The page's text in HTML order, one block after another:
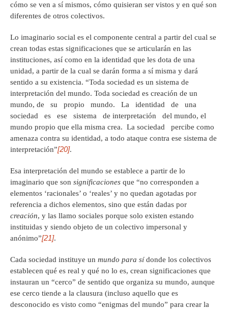
cómo se ven a sí mismos, cómo quisieran ser vistos y en qué son
diferentes de otros colectivos.
Lo imaginario social es el componente central a partir del cual se
crean todas estas significaciones que se articularán en las
instituciones, así como en la identidad que les dota de una
unidad, a partir de la cual se darán forma a sí misma y dará
sentido a su existencia. “Toda sociedad es un sistema de
interpretación del mundo. Toda sociedad es creación de un
mundo, de su propio mundo. La identidad de una
sociedad es ese sistema de interpretación del mundo, el
mundo propio que ella misma crea. La sociedad percibe como
amenaza contra su identidad, a todo ataque contra ese sistema de
interpretación”[20].
Esa interpretación del mundo se establece a partir de lo
imaginario que son significaciones que “no corresponden a
elementos ‘racionales’ o ‘reales’ y no quedan agotadas por
referencia a dichos elementos, sino que están dadas por
creación, y las llamo sociales porque solo existen estando
instituidas y siendo objeto de un colectivo impersonal y
anónimo”[21].
Cada sociedad instituye un mundo para sídonde los colectivos
establecen qué es real y qué no lo es, crean significaciones que
instauran un “cerco” de sentido que organiza su mundo, aunque
ese cerco tiende a la clausura (incluso aquello que es
desconocido es visto como “enigmas del mundo” para crear la